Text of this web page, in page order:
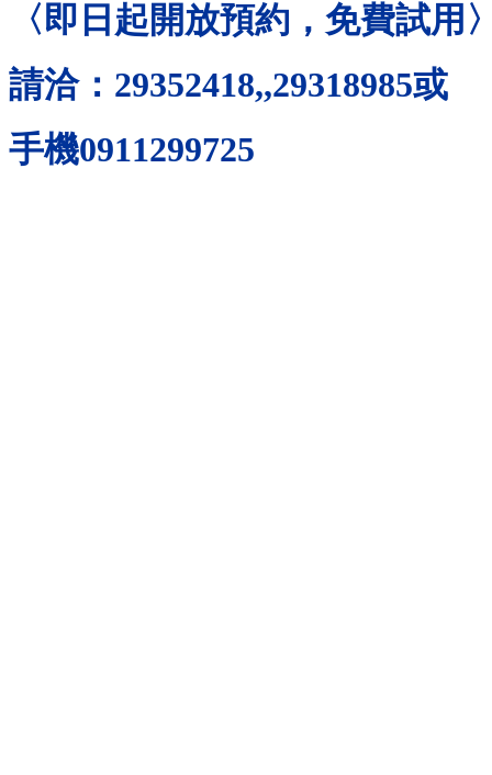
〈即日起開放預約，免費試用
請洽： 29352418,,29318985或
手機0911299725